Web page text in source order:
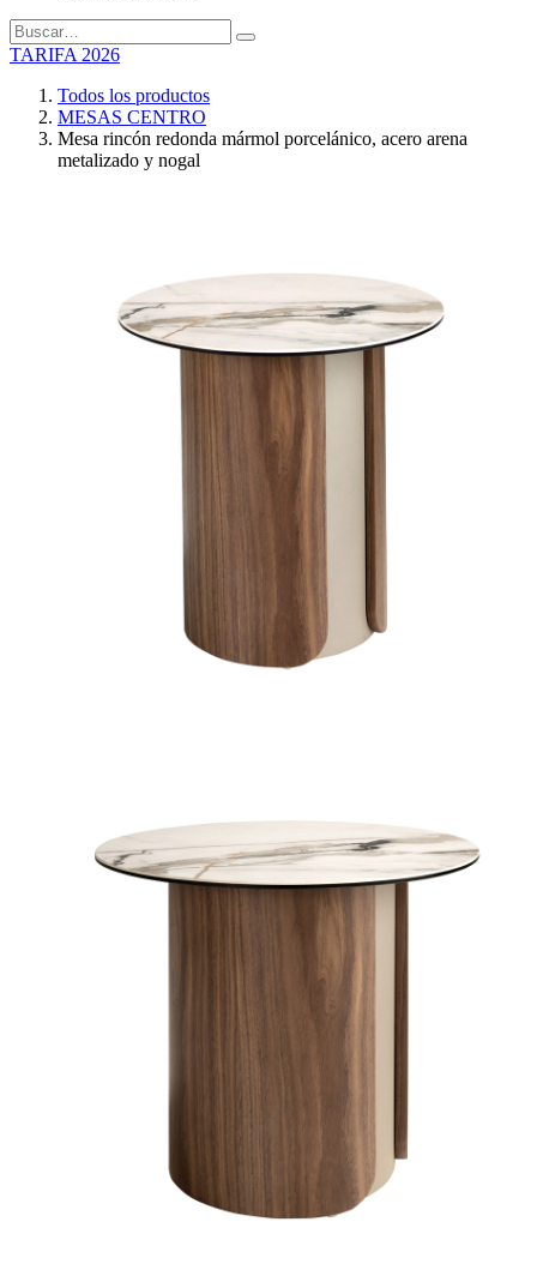
TARIFA 2026
Todos los productos
MESAS CENTRO
Mesa rincón redonda mármol porcelánico, acero arena
metalizado y nogal